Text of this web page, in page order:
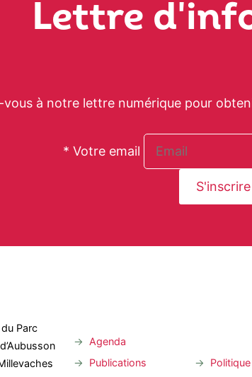
Lettre
vous à notre lettre numérique pour
* Votre email
Parc
Agenda
Publications